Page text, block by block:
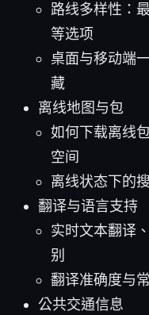
路线多样性：
等选项
桌面与移动端
藏
离线地图与包
如何下载离线
空间
离线状态下的
翻译与语言支持
实时文本翻译
别
翻译准确度与
公共交通信息